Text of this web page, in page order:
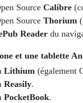
Source Calibre
SourceThorium
Reader du
et une tablette
Lithium (également
Reasily.
PocketBook.